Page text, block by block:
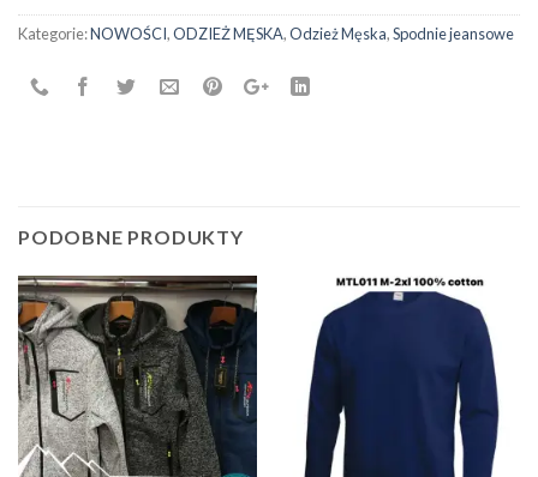
Kategorie:NOWOŚCI,ODZIEŻ MĘSKA,Odzież Męska,Spodnie jeansowe
PODOBNE PRODUKTY